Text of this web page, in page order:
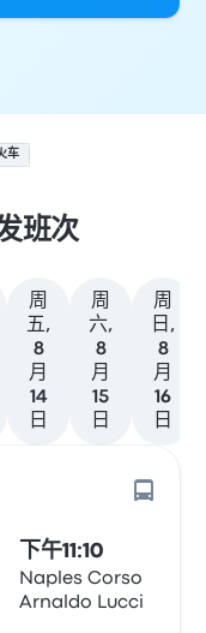
车
班次
周
五,
8
月
14
日
周
六,
8
月
15
日
周
日,
8
月
16
日
下午11:10
Naples Corso
Arnaldo Lucci